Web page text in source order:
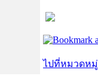
ไปที่หมวดห